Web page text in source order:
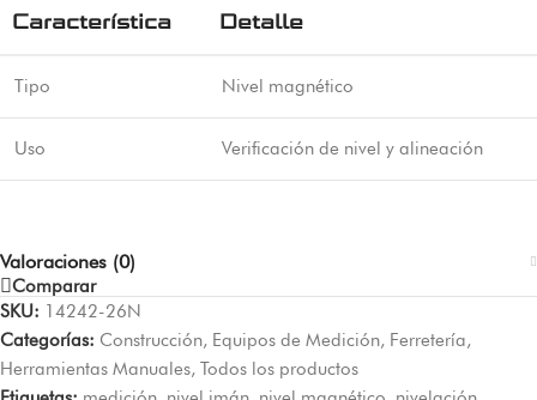
Característica Detalle
Tipo Nivel magnético
Uso Verificación de nivel y alineación
Valoraciones (0)
Comparar
SKU: 14242-26N
Categorías: Construcción, Equipos de Medición, Ferretería,
Herramientas Manuales, Todos los productos